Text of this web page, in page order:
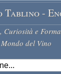
Tablino -
Curiosità e
Mondo del Vino